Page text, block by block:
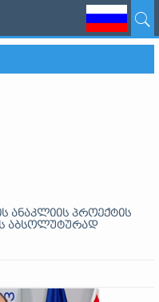
ანაკლიის პროექტის
აბსოლუტურად